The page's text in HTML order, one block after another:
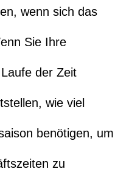
wenn sich das
Sie Ihre
der Zeit
wie viel
benötigen, um
zu